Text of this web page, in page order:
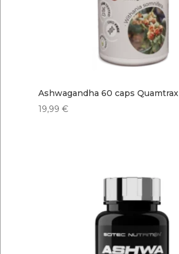
Ashwagandha 60 caps Quamtrax
19,99 €